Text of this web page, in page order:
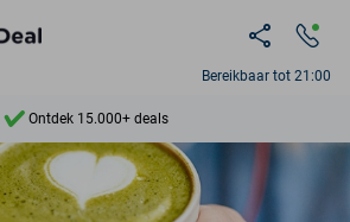
Bereikbaar tot 21:00
Ontdek 15.000+ deals
7 dagen per week beschikbaar
10+ miljoen leden